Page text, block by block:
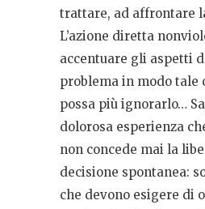
trattare, ad affrontare
L’azione diretta
accentuare gli aspetti
problema in modo tale
possa più ignorarlo…
dolorosa esperienza
non concede mai la
decisione spontanea:
che devono esigere di